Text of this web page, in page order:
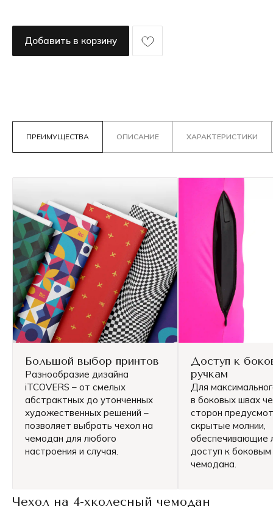
Добавить в корзину
ПРЕИМУЩЕСТВА ОПИСАНИЕ ХАРАКТЕРИСТИКИ
Большой выбор принтов
Разнообразие дизайна
iTCOVERS – от смелых
абстрактных до утонченных
художественных решений –
позволяет выбрать чехол на
чемодан для любого
настроения и случая.
Доступ к
ручкам
Для
в боковых швах
сторон
скрытые молнии,
обеспечивающие
доступ к
чемодана.
Чехол на 4-хколесный чемодан